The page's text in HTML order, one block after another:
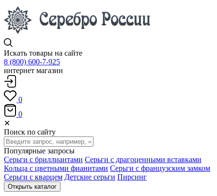
Искать товары на сайте
8 (800) 600-7-925
интернет магазин
0
0
✕
Поиск по сайту
Популярные запросы
Серьги с бриллиантами Серьги с драгоценными вставками
Кольца с цветными фианитами Серьги с французским замком
Серьги с кварцем Детские серьги Пирсинг
Открыть каталог